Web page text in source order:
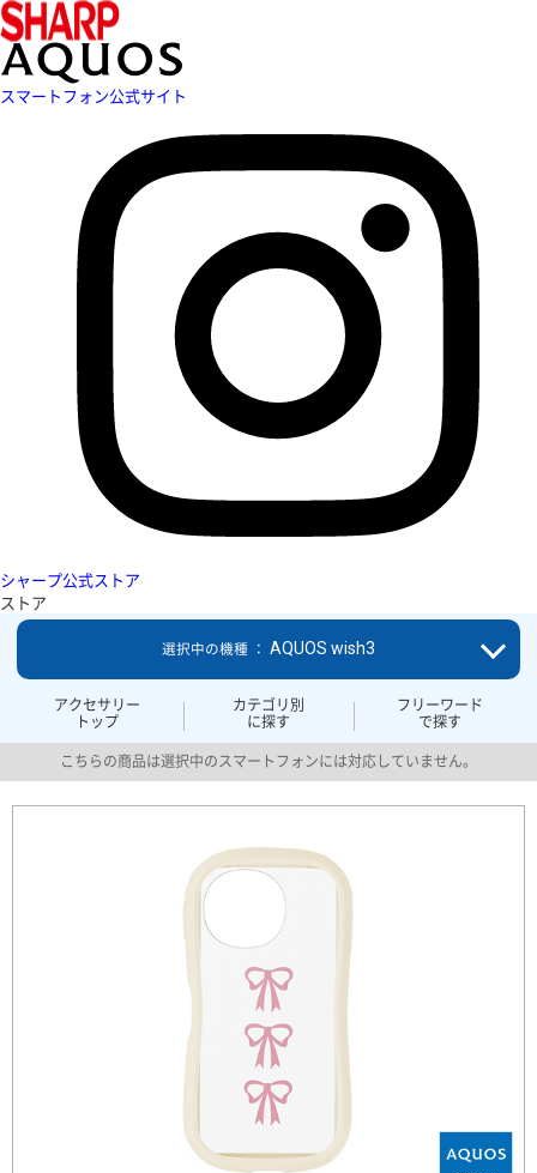
スマートフォン公式サイト
シャープ公式ストア
ストア
アクセサリー
トップ
カテゴリ別
に探す
フリーワード
で探す
選択中の機種 ： AQUOS wish3
こちらの商品は選択中のスマートフォンには対応していません。